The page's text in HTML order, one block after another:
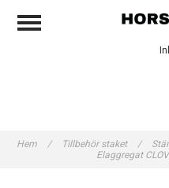
Hem / Tillbehör staket /
Elaggregat